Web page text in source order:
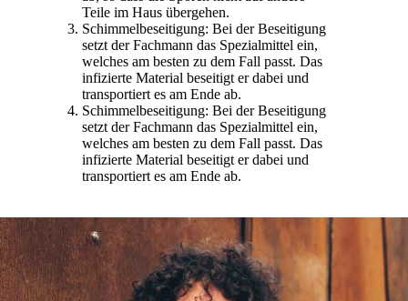
Teile im Haus übergehen.
Schimmelbeseitigung: Bei der Beseitigung
setzt der Fachmann das Spezialmittel ein,
welches am besten zu dem Fall passt. Das
infizierte Material beseitigt er dabei und
transportiert es am Ende ab.
Schimmelbeseitigung: Bei der Beseitigung
setzt der Fachmann das Spezialmittel ein,
welches am besten zu dem Fall passt. Das
infizierte Material beseitigt er dabei und
transportiert es am Ende ab.